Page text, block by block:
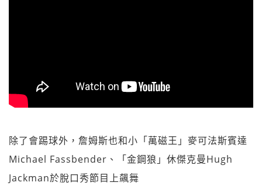
除了會踢球外，詹姆斯也和小「萬磁王」麥可法斯賓達
Michael Fassbender、「金鋼狼」休傑克曼Hugh
Jackman於脫口秀節目上飆舞